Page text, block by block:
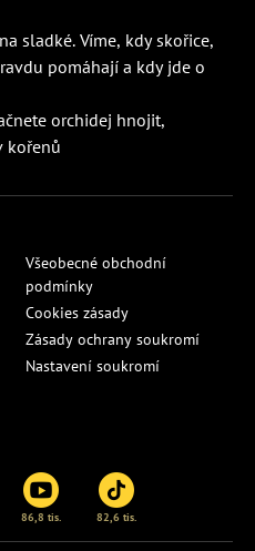
sladké. Víme, kdy skořice,
pomáhají a kdy jde o
orchidej hnojit,
kořenů
Všeobecné obchodní
podmínky
Cookies zásady
Zásady ochrany soukromí
Nastavení soukromí
86,8 tis. 82,6 tis.